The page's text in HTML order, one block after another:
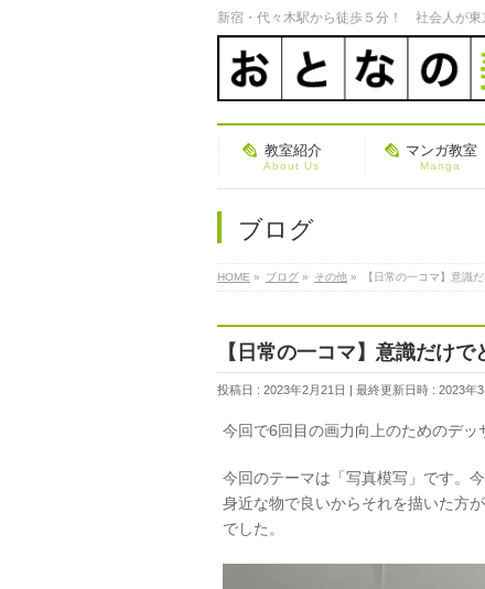
新宿・代々木駅から徒歩５分！ 社会人が東
教室紹介
About Us
マンガ教室
Manga
ブログ
HOME » ブログ » その他 » 【日常の一コマ】意識
【日常の一コマ】意識だけ
投稿日 : 2023年2月21日 最終更新日時 : 2023年3
今回で6回目の画力向上のためのデッ
今回のテーマは「写真模写」です。
身近な物で良いからそれを描いた方
でした。